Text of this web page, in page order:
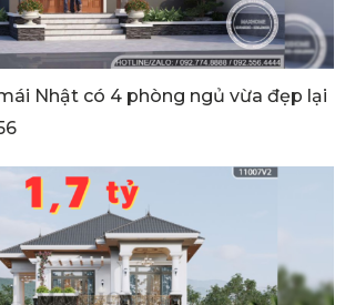
Nhật có 4 phòng ngủ vừa đẹp lại